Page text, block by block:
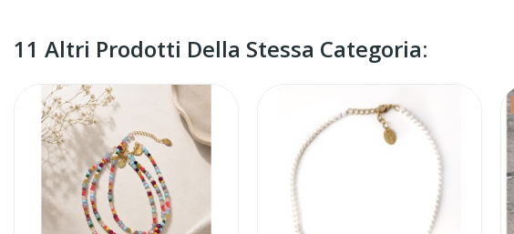
11 Altri Prodotti Della Stessa Categoria: